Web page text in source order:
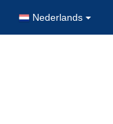
Nederlands